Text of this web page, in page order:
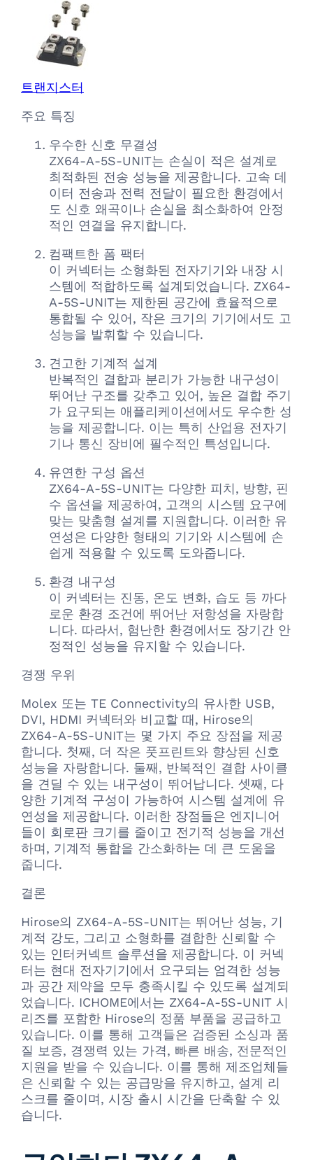
트랜지스터
주요 특징
우수한 신호 무결성
ZX64-A-5S-UNIT는 손실이 적은 설계로
최적화된 전송 성능을 제공합니다. 고속 데
이터 전송과 전력 전달이 필요한 환경에서
도 신호 왜곡이나 손실을 최소화하여 안정
적인 연결을 유지합니다.
컴팩트한 폼 팩터
이 커넥터는 소형화된 전자기기와 내장 시
스템에 적합하도록 설계되었습니다. ZX64-
A-5S-UNIT는 제한된 공간에 효율적으로
통합될 수 있어, 작은 크기의 기기에서도 고
성능을 발휘할 수 있습니다.
견고한 기계적 설계
반복적인 결합과 분리가 가능한 내구성이
뛰어난 구조를 갖추고 있어, 높은 결합 주기
가 요구되는 애플리케이션에서도 우수한 성
능을 제공합니다. 이는 특히 산업용 전자기
기나 통신 장비에 필수적인 특성입니다.
유연한 구성 옵션
ZX64-A-5S-UNIT는 다양한 피치, 방향, 핀
수 옵션을 제공하여, 고객의 시스템 요구에
맞는 맞춤형 설계를 지원합니다. 이러한 유
연성은 다양한 형태의 기기와 시스템에 손
쉽게 적용할 수 있도록 도와줍니다.
환경 내구성
이 커넥터는 진동, 온도 변화, 습도 등 까다
로운 환경 조건에 뛰어난 저항성을 자랑합
니다. 따라서, 험난한 환경에서도 장기간 안
정적인 성능을 유지할 수 있습니다.
경쟁 우위
Molex 또는 TE Connectivity의 유사한 USB,
DVI, HDMI 커넥터와 비교할 때, Hirose의
ZX64-A-5S-UNIT는 몇 가지 주요 장점을 제공
합니다. 첫째, 더 작은 풋프린트와 향상된 신호
성능을 자랑합니다. 둘째, 반복적인 결합 사이클
을 견딜 수 있는 내구성이 뛰어납니다. 셋째, 다
양한 기계적 구성이 가능하여 시스템 설계에 유
연성을 제공합니다. 이러한 장점들은 엔지니어
들이 회로판 크기를 줄이고 전기적 성능을 개선
하며, 기계적 통합을 간소화하는 데 큰 도움을
줍니다.
결론
Hirose의 ZX64-A-5S-UNIT는 뛰어난 성능, 기
계적 강도, 그리고 소형화를 결합한 신뢰할 수
있는 인터커넥트 솔루션을 제공합니다. 이 커넥
터는 현대 전자기기에서 요구되는 엄격한 성능
과 공간 제약을 모두 충족시킬 수 있도록 설계되
었습니다. ICHOME에서는 ZX64-A-5S-UNIT 시
리즈를 포함한 Hirose의 정품 부품을 공급하고
있습니다. 이를 통해 고객들은 검증된 소싱과 품
질 보증, 경쟁력 있는 가격, 빠른 배송, 전문적인
지원을 받을 수 있습니다. 이를 통해 제조업체들
은 신뢰할 수 있는 공급망을 유지하고, 설계 리
스크를 줄이며, 시장 출시 시간을 단축할 수 있
습니다.